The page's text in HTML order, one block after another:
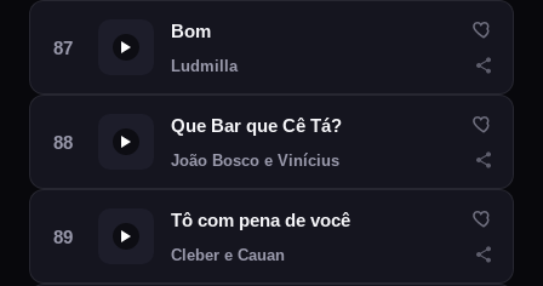
Bom
Ludmilla
Que Bar que Cê Tá?
João Bosco e Vinícius
Tô com pena de você
Cleber e Cauan